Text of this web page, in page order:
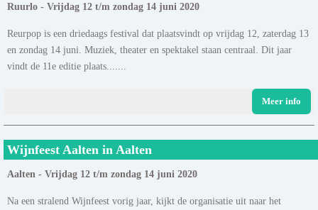
Ruurlo - Vrijdag 12 t/m zondag 14 juni 2020
Reurpop is een driedaags festival dat plaatsvindt op vrijdag 12, zaterdag 13
en zondag 14 juni. Muziek, theater en spektakel staan centraal. Dit jaar
vindt de 11e editie plaats.......
Meer info
Wijnfeest Aalten in Aalten
Aalten - Vrijdag 12 t/m zondag 14 juni 2020
Na een stralend Wijnfeest vorig jaar, kijkt de organisatie uit naar het